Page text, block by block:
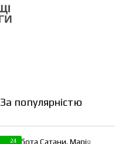
За популярністю
24